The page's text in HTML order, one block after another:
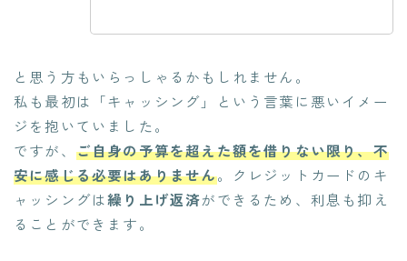
と思う方もいらっしゃるかもしれません。
私も最初は「キャッシング」という言葉に悪いイメー
ジを抱いていました。
ですが、 ご自身の予算を超えた額を借りない限り、不
安に感じる必要はありません。クレジットカードのキ
ャッシングは繰り上げ返済ができるため、利息も抑え
ることができます。